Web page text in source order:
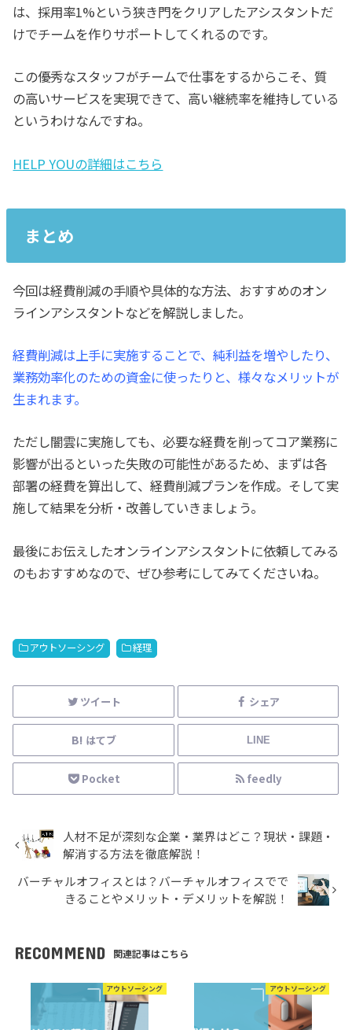
は、採用率1%という狭き門をクリアしたアシスタントだ
けでチームを作りサポートしてくれるのです。
この優秀なスタッフがチームで仕事をするからこそ、質
の高いサービスを実現できて、高い継続率を維持している
というわけなんですね。
HELP YOUの詳細はこちら
まとめ
今回は経費削減の手順や具体的な方法、おすすめのオン
ラインアシスタントなどを解説しました。
経費削減は上手に実施することで、純利益を増やしたり、
業務効率化のための資金に使ったりと、様々なメリットが
生まれます。
ただし闇雲に実施しても、必要な経費を削ってコア業務に
影響が出るといった失敗の可能性があるため、まずは各
部署の経費を算出して、経費削減プランを作成。そして実
施して結果を分析・改善していきましょう。
最後にお伝えしたオンラインアシスタントに依頼してみる
のもおすすめなので、ぜひ参考にしてみてくださいね。
アウトソーシング 経理
ツイート シェア
はてブ LINE
Pocket feedly
人材不足が深刻な企業・業界はどこ？現状・課題・
解消する方法を徹底解説！
バーチャルオフィスとは？バーチャルオフィスでで
きることやメリット・デメリットを解説！
RECOMMEND 関連記事はこちら
アウトソーシング アウトソーシング